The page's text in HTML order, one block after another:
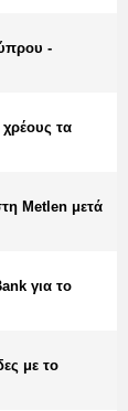
-
τα
Metlen μετά
για το
με το